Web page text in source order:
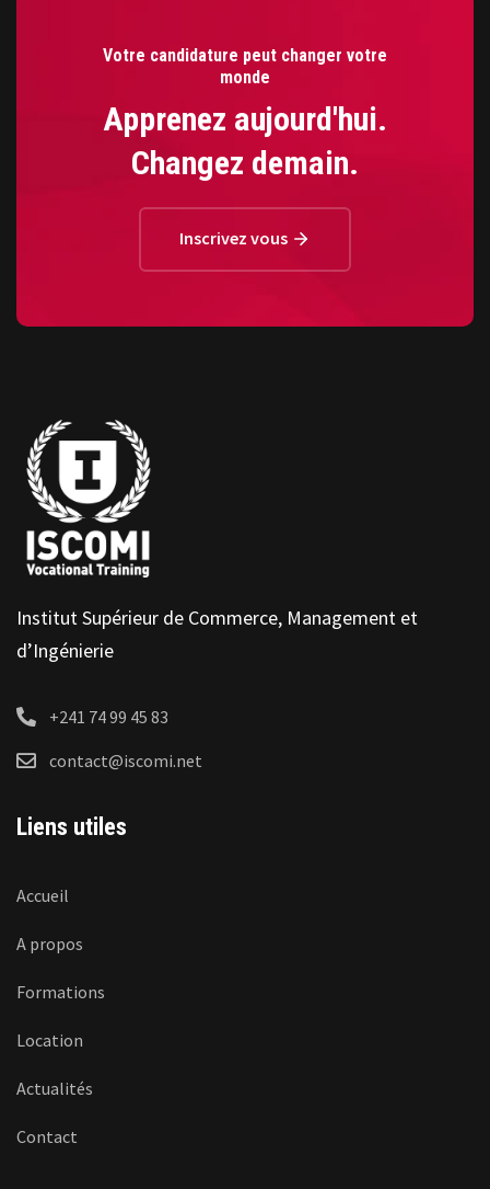
Votre candidature peut changer votre
monde
Apprenez aujourd'hui.
Changez demain.
Inscrivez vous
Institut Supérieur de Commerce, Management et
d’Ingénierie
+241 74 99 45 83
contact@iscomi.net
Liens utiles
Accueil
A propos
Formations
Location
Actualités
Contact